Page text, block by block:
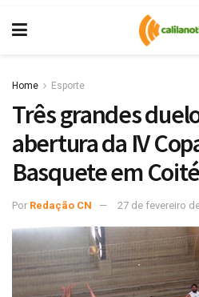
Home Esporte
Três grandes
abertura da IV
Basquete em Coité
Por Redação CN 27 de fevereiro